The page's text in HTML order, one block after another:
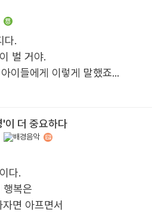
다.
벌 거야.
이들에게 이렇게 말했죠...
이 더 중요하다
다.
행복은
면 아프면서